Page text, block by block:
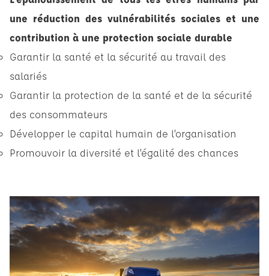
une réduction des vulnérabilités sociales et une
contribution à une protection sociale durable
Garantir la santé et la sécurité au travail des
salariés
Garantir la protection de la santé et de la sécurité
des consommateurs
Développer le capital humain de l’organisation
Promouvoir la diversité et l’égalité des chances